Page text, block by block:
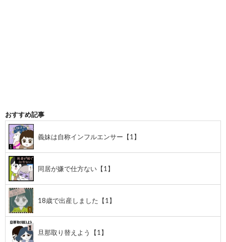
おすすめ記事
義妹は自称インフルエンサー【1】
同居が嫌で仕方ない【1】
18歳で出産しました【1】
旦那取り替えよう【1】